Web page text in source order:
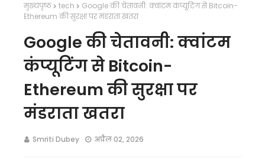
मुख्यपृष्ठ tech
Google की चेतावनी: क्वांटम कंप्यूटिंग से Bitcoin-
Ethereum की सुरक्षा पर मंडराता खतरा
Google की चेतावनी: क्वांटम
कंप्यूटिंग से Bitcoin-
Ethereum की सुरक्षा पर
मंडराता खतरा
Smriti Dubey अप्रैल 02, 2026